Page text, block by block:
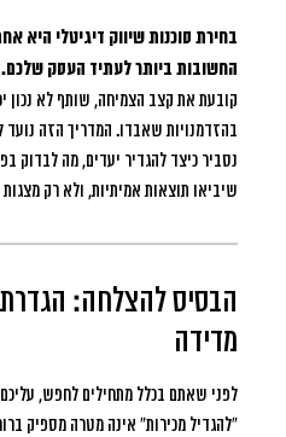
בחירת סוכנות שיווק דיגיטלי היא
החשובות ביותר לעתיד העסק שלכם.
קובעת את קצב הצמיחה, שותף לא נכון
בהזדמנויות שאבדו. המדריך הזה נועד
נסביר כיצד להגדיר יעדים, מה לבדוק
שיביאו תוצאות אמיתיות, ולא רק מצגות
הבסיס להצלחה: הגדרת
מדידה
לפני שאתם בכלל מתחילים לחפש,
“להגדיל מכירות” אינה מטרה מספיק